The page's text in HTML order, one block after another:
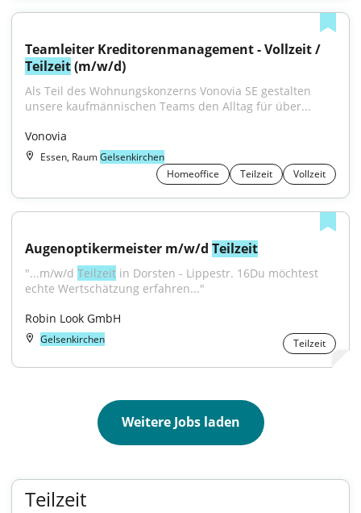
Teilzeit (m/w/d)
Als Teil des Wohnungskonzerns Vonovia SE gestalten
unsere kaufmännischen Teams den Alltag für über...
Vonovia
Essen, RaumGelsenkirchen
Homeoffice
Teilzeit Vollzeit
Augenoptikermeister m/w/d Teilzeit
"...m/w/d Teilzeit in Dorsten - Lippestr. 16Du möchtest
echte Wertschätzung erfahren..."
Robin Look GmbH
Gelsenkirchen Teilzeit
Weitere Jobs laden
Teilzeit